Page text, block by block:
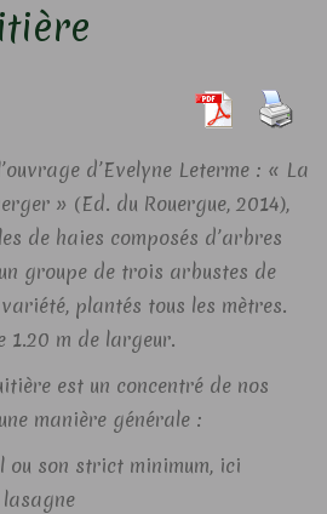
d’Evelyne Leterme : « La
» (Ed. du Rouergue, 2014),
de haies composés d’arbres
groupe de trois arbustes de
plantés tous les mètres.
m de largeur.
est un concentré de nos
manière générale :
son strict minimum, ici